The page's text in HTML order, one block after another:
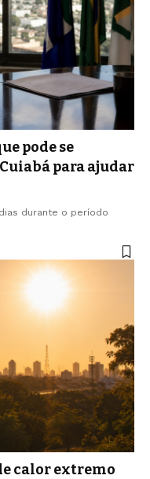
pode se
para ajudar
durante o período
calor extremo